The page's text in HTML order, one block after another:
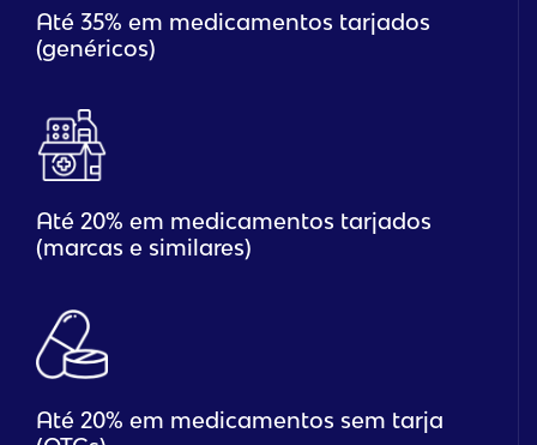
Até 35% em medicamentos tarjados
(genéricos)
Até 20% em medicamentos tarjados
(marcas e similares)
Até 20% em medicamentos sem tarja